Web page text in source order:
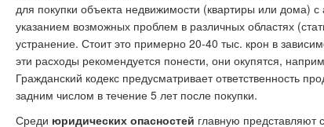
для покупки объекта недвижимости (квартиры или дома)
указанием возможных проблем в различных областях
устранение. Стоит это примерно 20-40 тыс. крон в
эти расходы рекомендуется понести, они окупятся,
Гражданский кодекс предусматривает ответственность
задним числом в течение 5 лет после покупки.
Среди юридических опасностей главную представляют